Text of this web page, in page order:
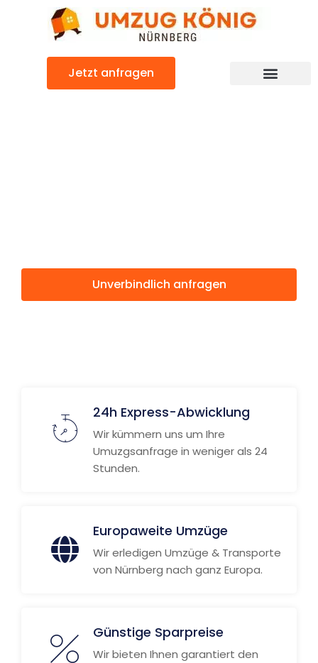
Jetzt anfragen
Unverbindlich anfragen
24h Express-Abwicklung
Wir kümmern uns um Ihre
Umuzgsanfrage in weniger als 24
Stunden.
Europaweite Umzüge
Wir erledigen Umzüge & Transporte
von Nürnberg nach ganz Europa.
Günstige Sparpreise
Wir bieten Ihnen garantiert den